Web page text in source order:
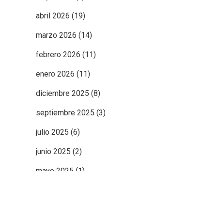
abril 2026 (19)
marzo 2026 (14)
febrero 2026 (11)
enero 2026 (11)
diciembre 2025 (8)
septiembre 2025 (3)
julio 2025 (6)
junio 2025 (2)
mayo 2025 (1)